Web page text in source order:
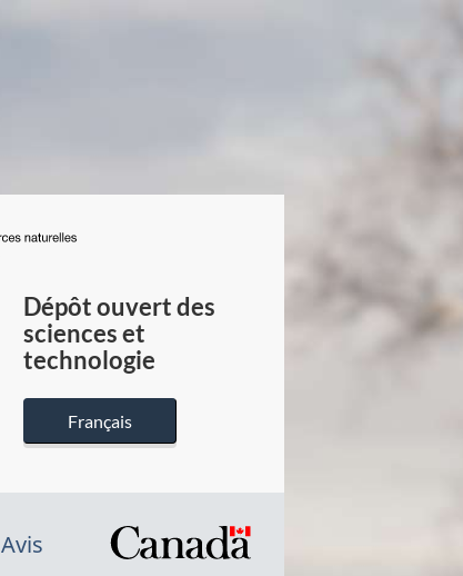
du
Canada
Dépôt ouvert des
sciences et
technologie
Français
Avis
/